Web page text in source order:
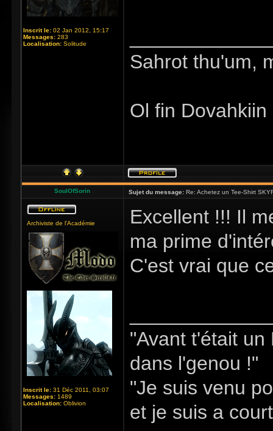
Inscrit le: 02 Jan 2012, 15:17
Messages: 283
Localisation: Solitude
Sahrot thu'um,
Ol fin
SoulOfSorin Sujet du message: Re: Achetez un Tee-Shirt
Archiviste de l'Académie
Inscrit le: 31 Déc 2011, 03:07
Messages: 1489
Localisation: Oblivion
Excellent !!! Il
ma prime
C'est vrai que
"Avant t'était
dans l'genou !"
"Je suis venu
et je suis a